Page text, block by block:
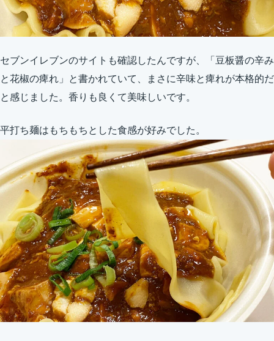
セブンイレブンのサイトも確認したんですが、「豆板醤の辛み
と花椒の痺れ」と書かれていて、まさに辛味と痺れが本格的だ
と感じました。香りも良くて美味しいです。
平打ち麺はもちもちとした食感が好みでした。